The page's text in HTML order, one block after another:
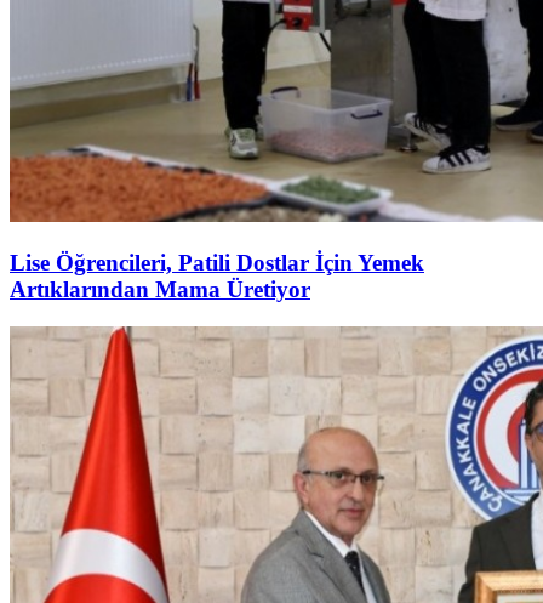
Lise Öğrencileri, Patili Dostlar İçin Yemek
Artıklarından Mama Üretiyor